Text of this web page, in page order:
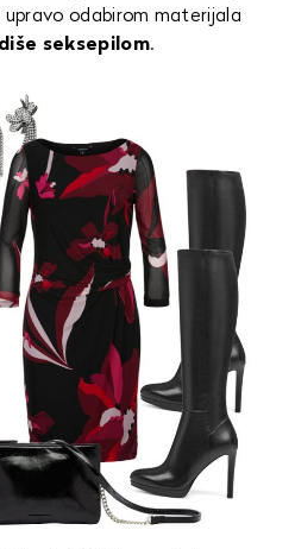
odabirom materijala
seksepilom.